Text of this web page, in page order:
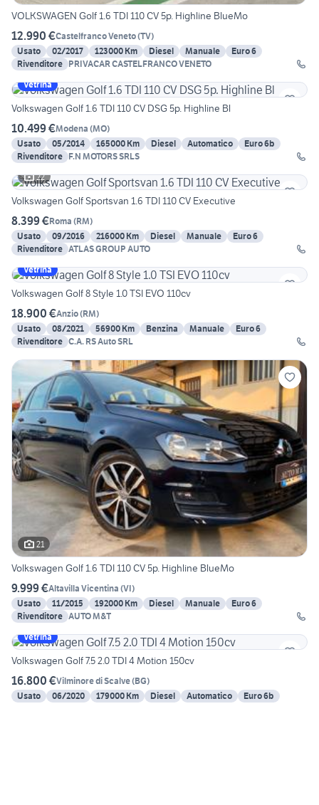
VOLKSWAGEN Golf 1.6 TDI 110 CV 5p. Highline BlueMo
12.990 €Castelfranco Veneto(TV)
Usato
02/2017 123000 Km Diesel Manuale
Euro 6
Rivenditore PRIVACAR CASTELFRANCO VENETO
Vetrina
Volkswagen Golf 1.6 TDI 110 CV DSG 5p. Highline Bl
10.499 €Modena (MO)
Usato
05/2014 165000 Km Diesel Automatico
Euro 6b
Rivenditore F.N MOTORS SRLS
22
Volkswagen Golf Sportsvan 1.6 TDI 110 CV Executive
8.399 €Roma (RM)
Usato
09/2016 216000 Km Diesel Manuale
Euro 6
Rivenditore ATLAS GROUP AUTO
Vetrina
Volkswagen Golf 8 Style 1.0 TSI EVO 110cv
18.900 €Anzio(RM)
Usato
08/2021 56900 Km Benzina Manuale
Euro 6
Rivenditore C.A. RS Auto SRL
21
Volkswagen Golf 1.6 TDI 110 CV 5p. Highline BlueMo
9.999 €Altavilla Vicentina (VI)
Usato
11/2015 192000 Km Diesel Manuale
Euro 6
Rivenditore AUTO M&T
Vetrina
Volkswagen Golf 7.5 2.0 TDI 4 Motion 150cv
16.800 €Vilminore di Scalve(BG)
Usato
06/2020 179000 Km Diesel Automatico Euro 6b